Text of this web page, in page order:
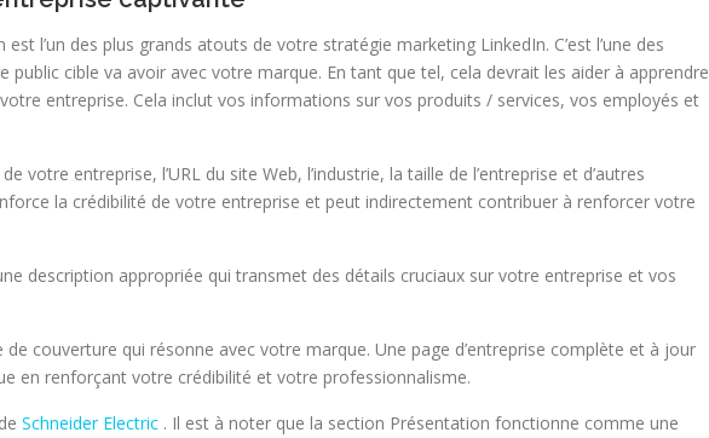
est l’un des plus grands atouts de votre stratégie marketing LinkedIn. C’est l’une des
public cible va avoir avec votre marque. En tant que tel, cela devrait les aider à apprendre
entreprise. Cela inclut vos informations sur vos produits / services, vos employés et
votre entreprise, l’URL du site Web, l’industrie, la taille de l’entreprise et d’autres
la crédibilité de votre entreprise et peut indirectement contribuer à renforcer votre
description appropriée qui transmet des détails cruciaux sur votre entreprise et vos
couverture qui résonne avec votre marque. Une page d’entreprise complète et à jour
en renforçant votre crédibilité et votre professionnalisme.
Schneider Electric . Il est à noter que la section Présentation fonctionne comme une